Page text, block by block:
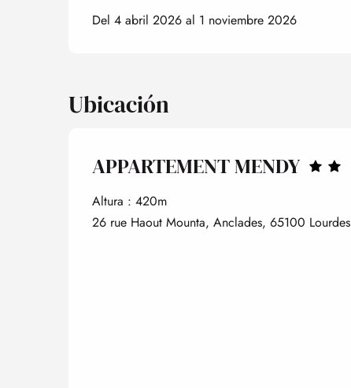
Del 4 abril 2026 al 1 noviembre 2026
Ubicación
APPARTEMENT MENDY
Altura : 420m
26 rue Haout Mounta, Anclades, 65100 Lourdes